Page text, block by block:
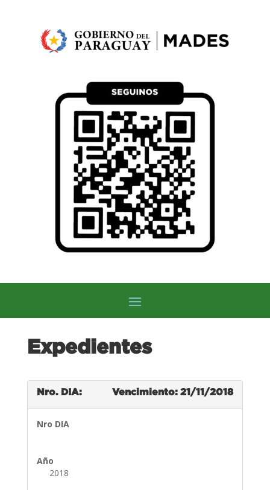
Expedientes
Nro. DIA: Vencimiento: 21/11/2018
Nro DIA
Año
2018